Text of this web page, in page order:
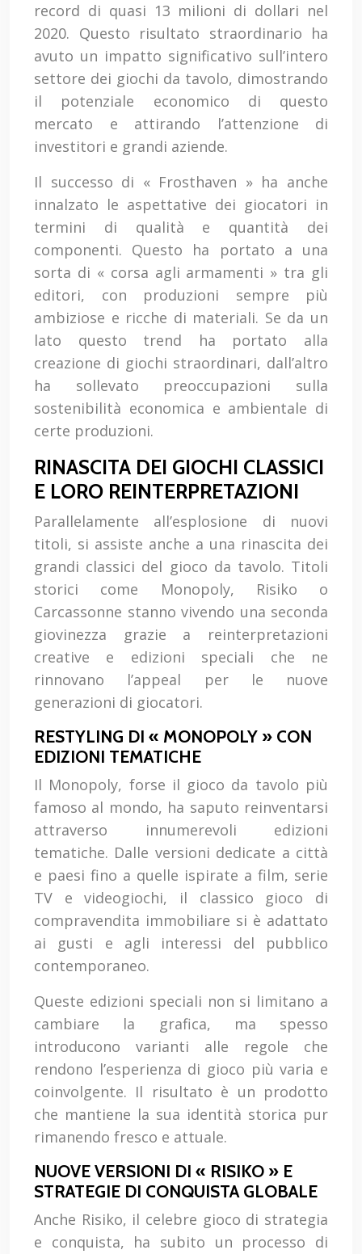
record di quasi 13 milioni di dollari nel
2020. Questo risultato straordinario ha
avuto un impatto significativo sull’intero
settore dei giochi da tavolo, dimostrando
il potenziale economico di questo
mercato e attirando l’attenzione di
investitori e grandi aziende.
Il successo di « Frosthaven » ha anche
innalzato le aspettative dei giocatori in
termini di qualità e quantità dei
componenti. Questo ha portato a una
sorta di « corsa agli armamenti » tra gli
editori, con produzioni sempre più
ambiziose e ricche di materiali. Se da un
lato questo trend ha portato alla
creazione di giochi straordinari, dall’altro
ha sollevato preoccupazioni sulla
sostenibilità economica e ambientale di
certe produzioni.
RINASCITA DEI GIOCHI CLASSICI
E LORO REINTERPRETAZIONI
Parallelamente all’esplosione di nuovi
titoli, si assiste anche a una rinascita dei
grandi classici del gioco da tavolo. Titoli
storici come Monopoly, Risiko o
Carcassonne stanno vivendo una seconda
giovinezza grazie a reinterpretazioni
creative e edizioni speciali che ne
rinnovano l’appeal per le nuove
generazioni di giocatori.
RESTYLING DI « MONOPOLY » CON
EDIZIONI TEMATICHE
Il Monopoly, forse il gioco da tavolo più
famoso al mondo, ha saputo reinventarsi
attraverso innumerevoli edizioni
tematiche. Dalle versioni dedicate a città
e paesi fino a quelle ispirate a film, serie
TV e videogiochi, il classico gioco di
compravendita immobiliare si è adattato
ai gusti e agli interessi del pubblico
contemporaneo.
Queste edizioni speciali non si limitano a
cambiare la grafica, ma spesso
introducono varianti alle regole che
rendono l’esperienza di gioco più varia e
coinvolgente. Il risultato è un prodotto
che mantiene la sua identità storica pur
rimanendo fresco e attuale.
NUOVE VERSIONI DI « RISIKO » E
STRATEGIE DI CONQUISTA GLOBALE
Anche Risiko, il celebre gioco di strategia
e conquista, ha subito un processo di